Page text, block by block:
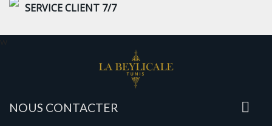
SERVICE CLIENT 7/7
NOUS CONTACTER 